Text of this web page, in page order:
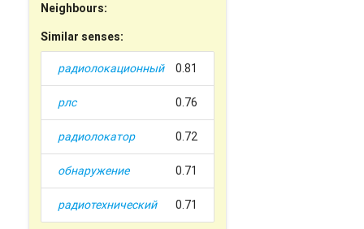
Neighbours:
Similar senses:
радиолокационный 0.81
рлс 0.76
радиолокатор 0.72
обнаружение 0.71
радиотехнический 0.71